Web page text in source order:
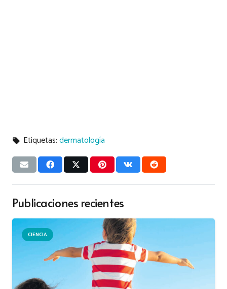
local_offer Etiquetas:dermatología
Publicaciones recientes
CIENCIA